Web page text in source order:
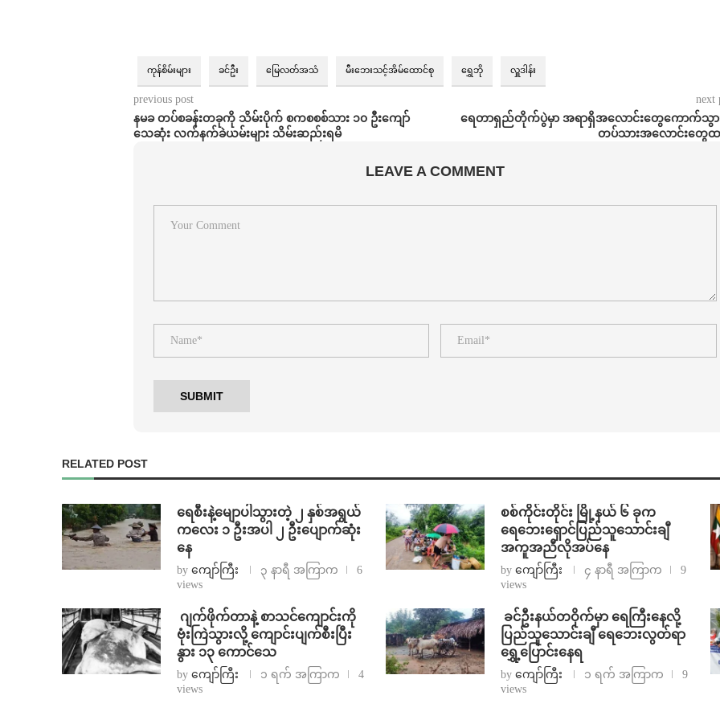
ကုန်စိမ်းများ ခင်ဦး မြေလတ်အသံ မီးဘေးသင့်အိမ်ထောင်စု ရွှေဘို လှူဒါန်း
previous post
နမခ တပ်စခန်းတခုကို သိမ်းပိုက် စကစစစ်သား ၁၀ ဦးကျော်
သေဆုံး လက်နက်ခဲယမ်းများ သိမ်းဆည်းရမိ
next
ရေတာရှည်တိုက်ပွဲမှာ အရာရှိအလောင်းတွေကောက်သွား
တပ်သားအလောင်းတွေထ
LEAVE A COMMENT
RELATED POST
ရေစီးနဲ့မျောပါသွားတဲ့ ၂ နှစ်အရွယ်
ကလေး ၁ ဦးအပါ ၂ ဦးပျောက်ဆုံး
နေ
by ကျော်ကြီး ၃ နာရီ အကြာက
6
views
စစ်ကိုင်းတိုင်း မြို့နယ် ၆ ခုက
ရေဘေးရှောင်ပြည်သူသောင်းချီ
အကူအညီလိုအပ်နေ
by ကျော်ကြီး ၄ နာရီ အကြာက
9
views
⁨⁩ ⁨ဂျက်ဖိုက်တာနဲ့ စာသင်ကျောင်းကို
ဗုံးကြဲသွားလို့ ကျောင်းပျက်စီးပြီး
နွား ၁၃ ကောင်သေ
by ကျော်ကြီး ၁ ရက် အကြာက
4
views
⁩ ⁨ခင်ဦးနယ်တဝိုက်မှာ ရေကြီးနေလို့
ပြည်သူသောင်းချီ ရေဘေးလွတ်ရာ
ရွှေ့ပြောင်းနေရ
by ကျော်ကြီး ၁ ရက် အကြာက
9
views